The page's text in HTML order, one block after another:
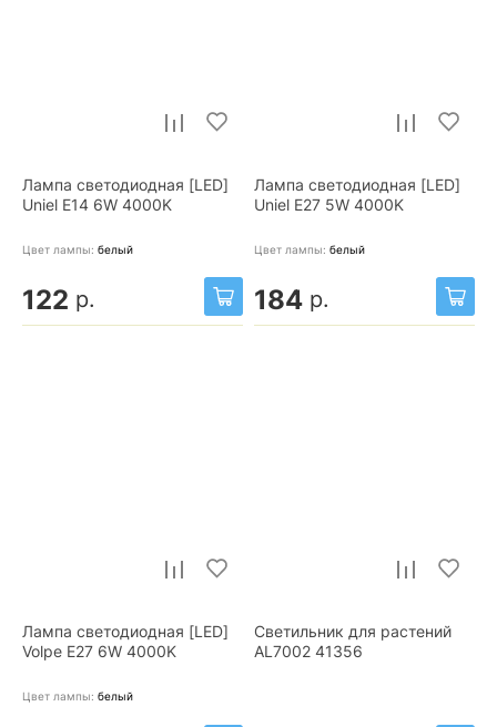
Лампа светодиодная [LED]
Uniel E14 6W 4000K
Цвет лампы: белый
122 р.
Лампа светодиодная [LED]
Uniel E27 5W 4000K
Цвет лампы: белый
184 р.
Лампа светодиодная [LED]
Volpe E27 6W 4000K
Цвет лампы: белый
Светильник для растений
AL7002 41356